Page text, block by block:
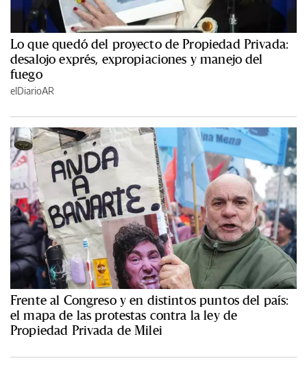
Lo que quedó del proyecto de Propiedad Privada:
desalojo exprés, expropiaciones y manejo del
fuego
elDiarioAR
Frente al Congreso y en distintos puntos del país:
el mapa de las protestas contra la ley de
Propiedad Privada de Milei